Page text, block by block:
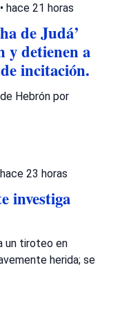
• hace 21 horas
de Judá’
y detienen a
incitación.
Hebrón por
hace 23 horas
investiga
un tiroteo en
herida; se